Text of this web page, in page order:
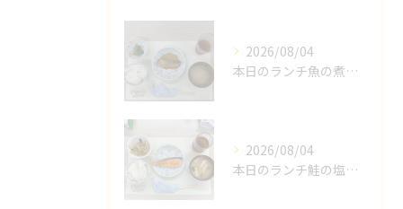
2026/08/04
本日のランチ魚の煮付け
2026/08/04
本日のランチ鮭の塩焼き